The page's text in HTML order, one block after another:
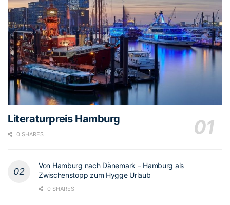
Literaturpreis Hamburg
0 SHARES
Von Hamburg nach Dänemark – Hamburg als
Zwischenstopp zum Hygge Urlaub
0 SHARES